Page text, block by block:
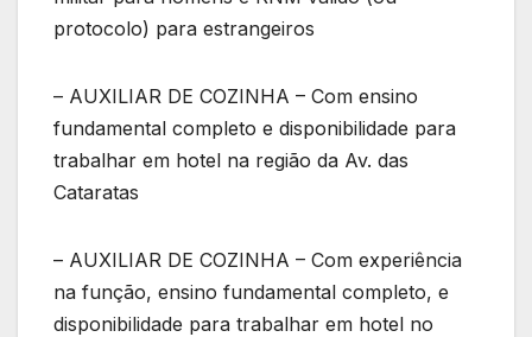
protocolo) para estrangeiros
– AUXILIAR DE COZINHA – Com ensino
fundamental completo e disponibilidade para
trabalhar em hotel na região da Av. das
Cataratas
– AUXILIAR DE COZINHA – Com experiência
na função, ensino fundamental completo, e
disponibilidade para trabalhar em hotel no